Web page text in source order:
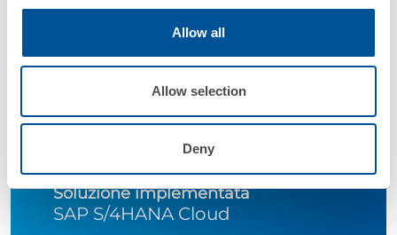
Allow all
Allow selection
Deny
Azienda
ABK Group Industrie Ceramiche
Settore
Manufacturing - Ceramico
Soluzione implementata
SAP S/4HANA Cloud